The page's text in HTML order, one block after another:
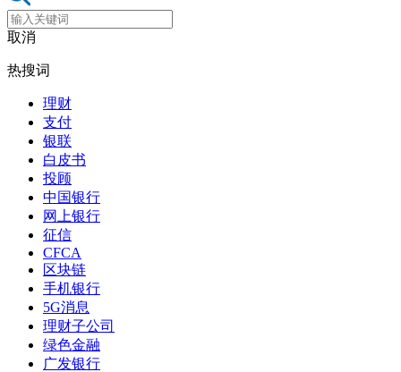
取消
热搜词
理财
支付
银联
白皮书
投顾
中国银行
网上银行
征信
CFCA
区块链
手机银行
5G消息
理财子公司
绿色金融
广发银行